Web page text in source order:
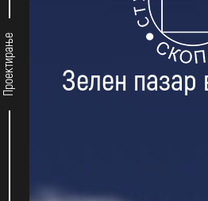
Проектирање
Зелен